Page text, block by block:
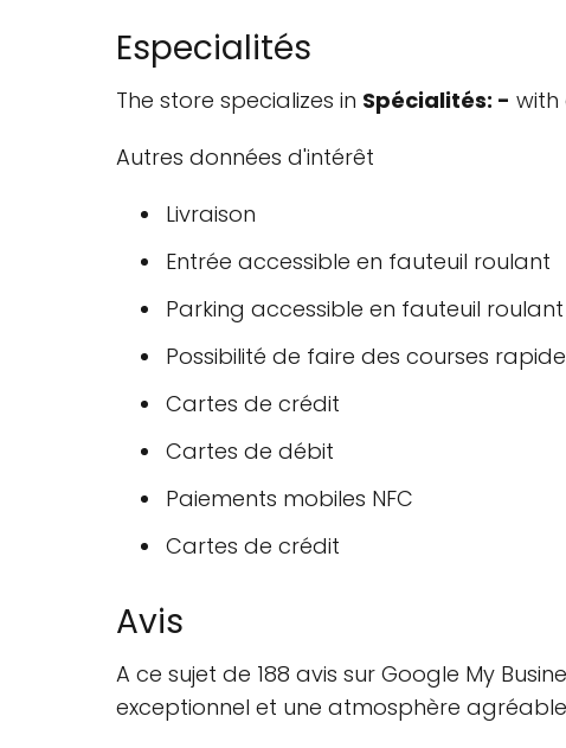
Especialités
The store specializes in Spécialités: - with
Autres données d'intérêt
Livraison
Entrée accessible en fauteuil roulant
Parking accessible en fauteuil roulant
Possibilité de faire des courses
Cartes de crédit
Cartes de débit
Paiements mobiles NFC
Cartes de crédit
Avis
A ce sujet de 188 avis sur Google My
exceptionnel et une atmosphère